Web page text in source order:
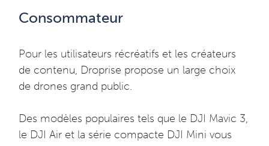
Consommateur
Pour les utilisateurs récréatifs et les créateurs
de contenu, Droprise propose un large choix
de drones grand public.
Des modèles populaires tels que le DJI Mavic 3,
le DJI Air et la série compacte DJI Mini vous